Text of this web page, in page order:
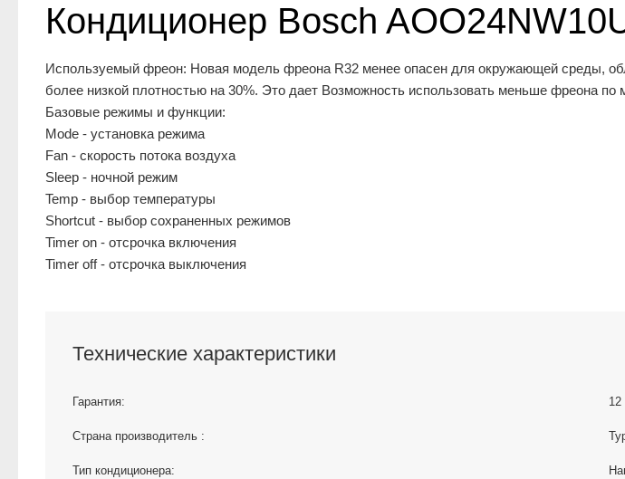
Кондиционер Bosch
Используемый фреон: Новая модель фреона R32 менее опасен для окружающей среды,
более низкой плотностью на 30%. Это дает Возможность использовать меньше фреона по
Базовые режимы и функции:
Mode - установка режима
Fan - скорость потока воздуха
Sleep - ночной режим
Temp - выбор температуры
Shortcut - выбор сохраненных режимов
Timer on - отсрочка включения
Timer off - отсрочка выключения
Технические характеристики
Гарантия: 12
Страна производитель :
Тип кондиционера: